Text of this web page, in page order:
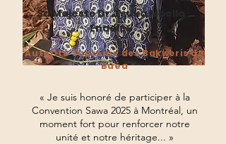
Sa Majesté Dr. Esuka Mbella
Endeley
Autorité Suprême des Bakweris de
Buéa
« Je suis honoré de participer à la
Convention Sawa 2025 à Montréal, un
moment fort pour renforcer notre
unité et notre héritage... »